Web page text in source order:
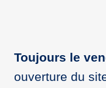
Toujours le
ouverture du